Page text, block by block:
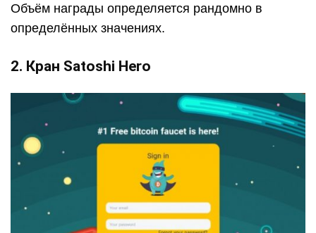
Объём награды определяется рандомно в
определённых значениях.
2. Кран Satoshi Hero